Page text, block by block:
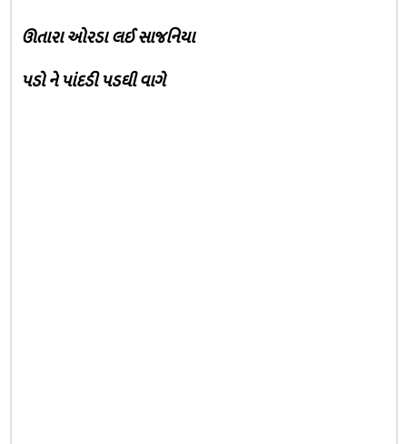
ઊતારા ઓરડા લઈ સાજનિયા
પડો ને પાંદડી પડઘી વાગે